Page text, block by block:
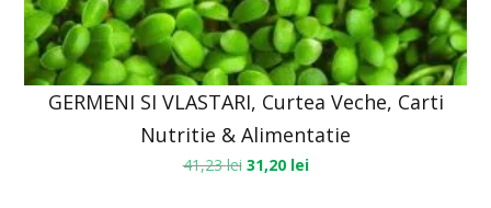
GERMENI SI VLASTARI, Curtea Veche, Carti
Nutritie & Alimentatie
41,23lei 31,20 lei